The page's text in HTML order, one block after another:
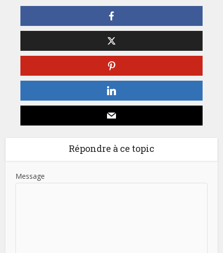
Répondre à ce topic
Message